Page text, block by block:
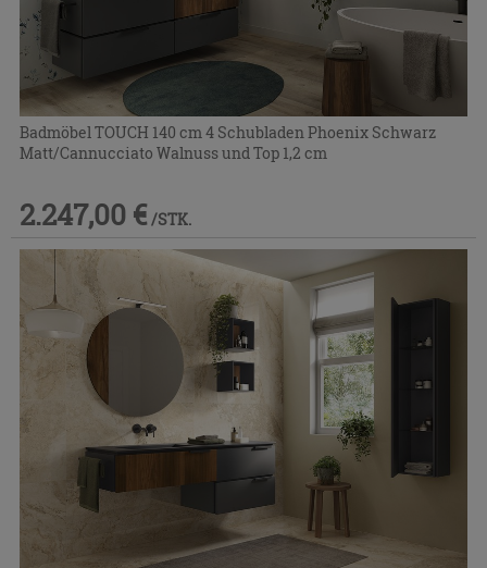
Badmöbel TOUCH 140 cm 4 Schubladen Phoenix Schwarz
Matt/Cannucciato Walnuss und Top 1,2 cm
2.247,00 € /STK.